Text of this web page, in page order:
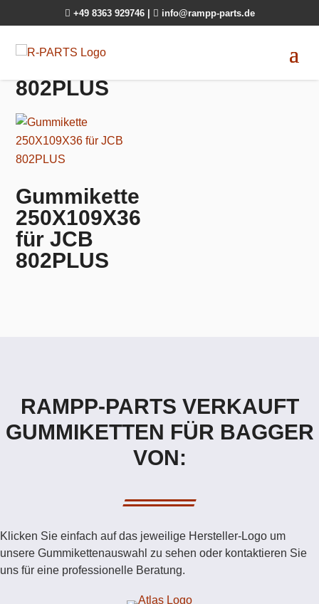
 +49 8363 929746  info@rampp-parts.de
802PLUS
Gummikette
250X109X36
für JCB
802PLUS
RAMPP-PARTS VERKAUFT
GUMMIKETTEN FÜR BAGGER
VON:
Klicken Sie einfach auf das jeweilige Hersteller-Logo um
unsere Gummikettenauswahl zu sehen oder kontaktieren Sie
uns für eine professionelle Beratung.